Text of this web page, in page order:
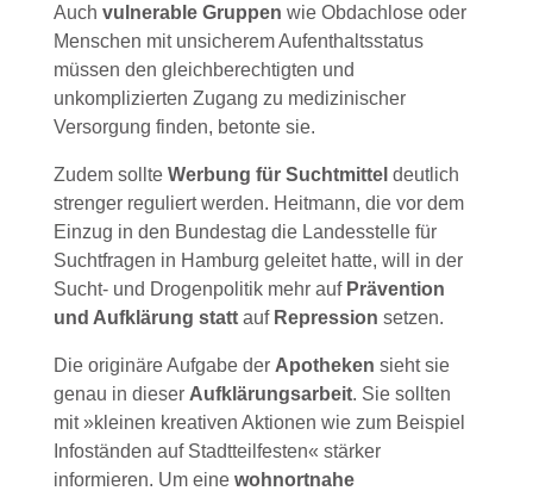
Auch vulnerable Gruppen wie Obdachlose oder
Menschen mit unsicherem Aufenthaltsstatus
müssen den gleichberechtigten und
unkomplizierten Zugang zu medizinischer
Versorgung finden, betonte sie.
Zudem sollte Werbung für Suchtmittel deutlich
strenger reguliert werden. Heitmann, die vor dem
Einzug in den Bundestag die Landesstelle für
Suchtfragen in Hamburg geleitet hatte, will in der
Sucht- und Drogenpolitik mehr auf Prävention
und Aufklärung stattauf Repression setzen.
Die originäre Aufgabe der Apotheken sieht sie
genau in dieser Aufklärungsarbeit. Sie sollten
mit »kleinen kreativen Aktionen wie zum Beispiel
Infoständen auf Stadtteilfesten« stärker
informieren. Um eine wohnortnahe